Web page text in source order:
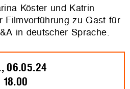
Köster und Katrin
Filmvorführung zu Gast für
in deutscher Sprache.
06.05.24
18.00